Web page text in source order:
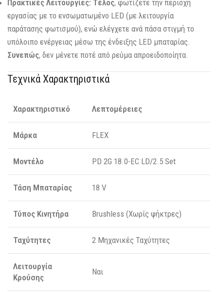
Πρακτικές Λειτουργίες: Τέλος, φωτίζετε την περιοχή
εργασίας με το ενσωματωμένο LED (με λειτουργία
παράτασης φωτισμού), ενώ ελέγχετε ανά πάσα στιγμή το
υπόλοιπο ενέργειας μέσω της ένδειξης LED μπαταρίας.
Συνεπώς, δεν μένετε ποτέ από ρεύμα απροειδοποίητα.
Τεχνικά Χαρακτηριστικά
Χαρακτηριστικό Λεπτομέρειες
Μάρκα FLEX
Μοντέλο PD 2G 18.0-EC LD/2.5 Set
Τάση Μπαταρίας 18 V
Τύπος Κινητήρα Brushless (Χωρίς ψήκτρες)
Ταχύτητες 2 Μηχανικές Ταχύτητες
Λειτουργία
Κρούσης
Ναι